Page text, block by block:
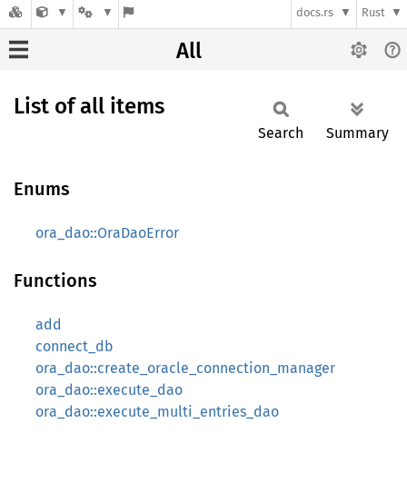
docs.rs Rust
All
List of all items
Search Summary
Enums
ora_dao::OraDaoError
Functions
add
connect_db
ora_dao::create_oracle_connection_manager
ora_dao::execute_dao
ora_dao::execute_multi_entries_dao